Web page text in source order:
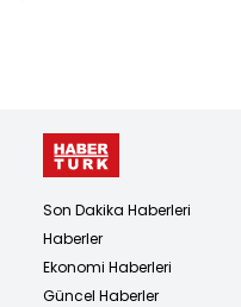
Son Dakika Haberleri
Haberler
Ekonomi Haberleri
Güncel Haberler